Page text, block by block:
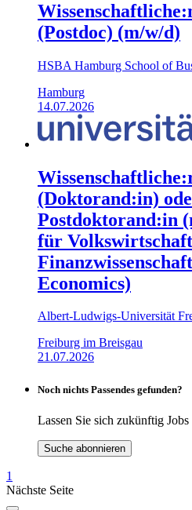
(Postdoc) (m/w/d)
HSBA Hamburg School of
Hamburg
14.07.2026
(Doktorand:in)
Postdoktorand:in
für
Economics)
Albert-Ludwigs-Universität
Freiburg im Breisgau
21.07.2026
Noch nichts Passendes gefunden?
Lassen Sie sich zukünftig
Suche abonnieren
1
Nächste Seite